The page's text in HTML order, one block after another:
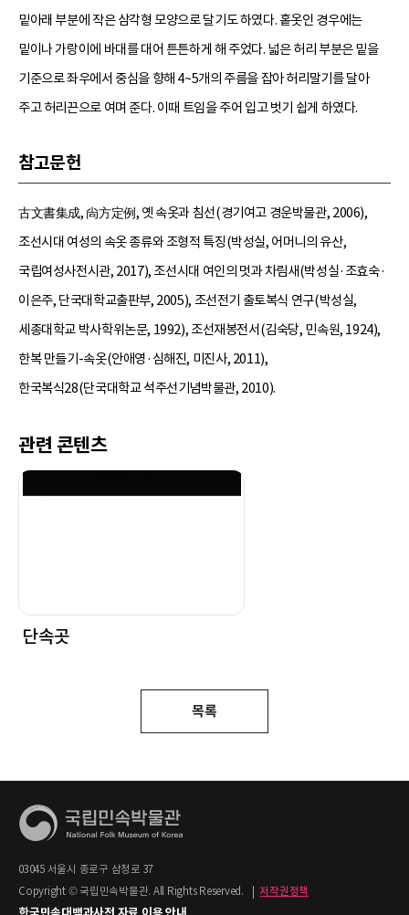
밑아래 부분에 작은 삼각형 모양으로 달기도 하였다. 홑옷인 경우에는
밑이나 가랑이에 바대를 대어 튼튼하게 해 주었다. 넓은 허리 부분은 밑을
기준으로 좌우에서 중심을 향해 4~5개의 주름을 잡아 허리말기를 달아
주고 허리끈으로 여며 준다. 이때 트임을 주어 입고 벗기 쉽게 하였다.
참고문헌
古文書集成, 尙方定例, 옛 속옷과 침선(경기여고 경운박물관, 2006),
조선시대 여성의 속옷 종류와 조형적 특징(박성실, 어머니의 유산,
국립여성사전시관, 2017), 조선시대 여인의 멋과 차림새(박성실·조효숙·
이은주, 단국대학교출판부, 2005), 조선전기 출토복식 연구(박성실,
세종대학교 박사학위논문, 1992), 조선재봉전서(김숙당, 민속원, 1924),
한복 만들기-속옷(안애영·심해진, 미진사, 2011),
한국복식28(단국대학교 석주선기념박물관, 2010).
관련 콘텐츠
단속곳
목록
03045 서울시 종로구 삼청로 37
Copyright © 국립민속박물관. All Rights Reserved.
저작권정책